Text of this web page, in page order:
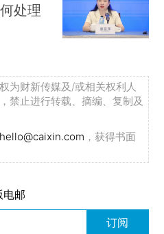
处理
为财新传媒及/或相关权利人
禁止进行转载、摘编、复制及
hello@caixin.com ，获得书面
电邮
订阅